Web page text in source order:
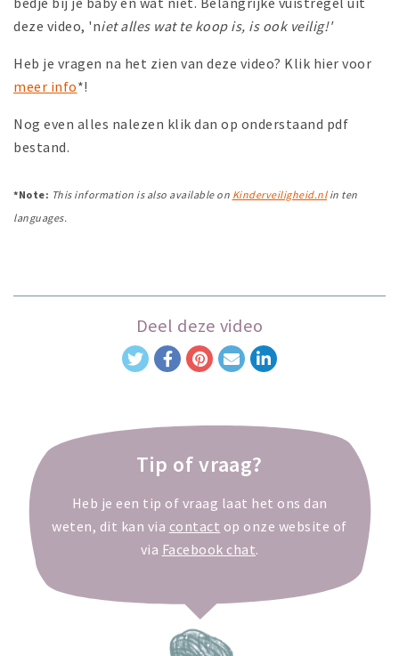
deze video, 'niet alles wat te koop is, is ook veilig!'
Heb je vragen na het zien van deze video? Klik hier voor
meer info*!
Nog even alles nalezen klik dan op onderstaand pdf
bestand.
*Note: This information is also available on Kinderveiligheid.nlin ten
languages.
Deel deze video
Tip of vraag?
Heb je een tip of vraag laat het ons dan
weten, dit kan via contact op onze website of
via Facebook chat.